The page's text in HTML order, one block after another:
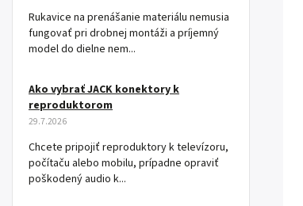
Rukavice na prenášanie materiálu nemusia
fungovať pri drobnej montáži a príjemný
model do dielne nem...
Ako vybrať JACK konektory k
reproduktorom
29.7.2026
Chcete pripojiť reproduktory k televízoru,
počítaču alebo mobilu, prípadne opraviť
poškodený audio k...